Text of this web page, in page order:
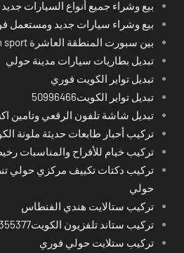
بيع وشراء جميع أنواع السيارات
بيع وشراء سيارات جديد ومستعمل
بين سبورت المنطقة العاشرة Bein sport في الكويت
تبديل بطاريات سيارات مدينة حولي
تبديل تواير الكويت فوري
تبديل تواير الكويت50996466
تبديل شاشة تلفون الرقعي وتامين
تركيب أحبار طابعات حديثة ملونة
تركيب خيام للأفراح والمناسبات
تركيب دكتات تكييف مركزي حولي
حولي
تركيب ستالايت هندي الفنطاس
تركيب ستاند تلفزيون الكويت50355377
تركيب ستلايت حولي فوري